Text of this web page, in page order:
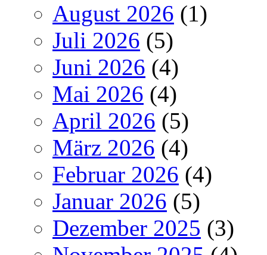
August 2026 (1)
Juli 2026 (5)
Juni 2026 (4)
Mai 2026 (4)
April 2026 (5)
März 2026 (4)
Februar 2026 (4)
Januar 2026 (5)
Dezember 2025 (3)